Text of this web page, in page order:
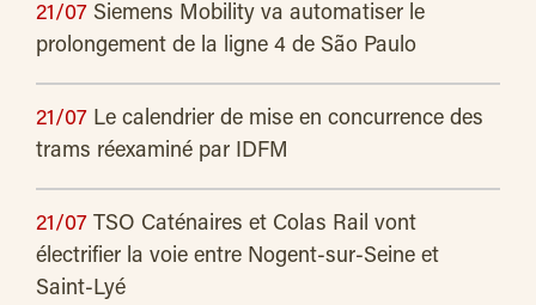
21/07 Siemens Mobility va automatiser le
prolongement de la ligne 4 de São Paulo
21/07 Le calendrier de mise en concurrence des
trams réexaminé par IDFM
21/07 TSO Caténaires et Colas Rail vont
électrifier la voie entre Nogent-sur-Seine et
Saint-Lyé